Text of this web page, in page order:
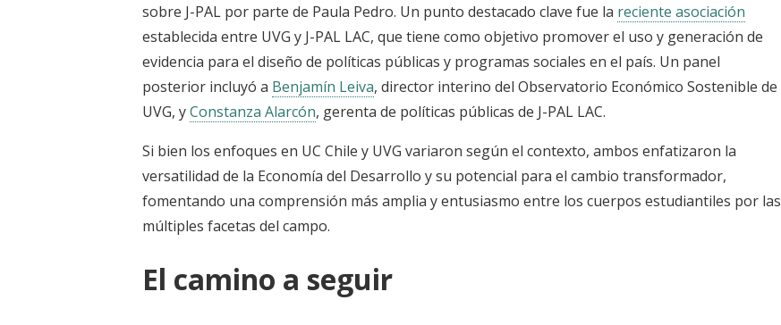
sobre J-PAL por parte de Paula Pedro. Un punto destacado clave fue la reciente asociación
establecida entre UVG y J-PAL LAC, que tiene como objetivo promover el uso y generación de
evidencia para el diseño de políticas públicas y programas sociales en el país. Un panel
posterior incluyó a Benjamín Leiva, director interino del Observatorio Económico Sostenible de
UVG, yConstanza Alarcón, gerenta de políticas públicas de J-PAL LAC.
Si bien los enfoques en UC Chile y UVG variaron según el contexto, ambos enfatizaron la
versatilidad de la Economía del Desarrollo y su potencial para el cambio transformador,
fomentando una comprensión más amplia y entusiasmo entre los cuerpos estudiantiles por las
múltiples facetas del campo.
El camino a seguir